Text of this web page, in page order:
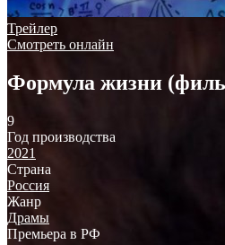
Трейлер
Смотреть онлайн
Формула жизни
9
Год производства
2021
Страна
Россия
Жанр
Драмы
Премьера в РФ